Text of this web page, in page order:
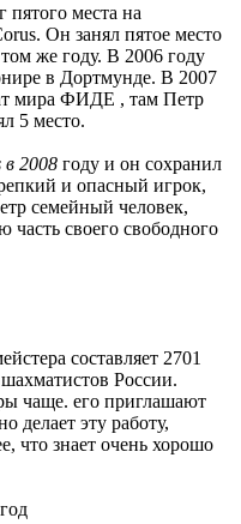
места на
Он занял пятое место
же году. В 2006 году
в Дортмунде. В 2007
мира ФИДЕ , там Петр
5 место.
в 2008 году и он сохранил
и опасный игрок,
семейный человек,
своего свободного
составляет 2701
России.
чаще. его приглашают
делает эту работу,
что знает очень хорошо